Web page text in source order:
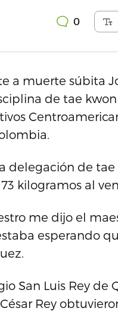
0
a muerte súbita
de tae
delegación de
kilogramos al
me dijo el
esperando
San Luis Rey
Rey